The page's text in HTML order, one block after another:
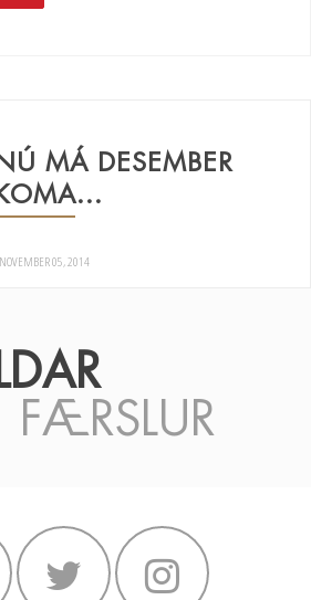
MÁ DESEMBER
NOVEMBER 05, 2014
FÆRSLUR